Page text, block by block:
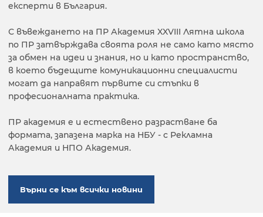
експерти в България.
С въвеждането на ПР Академия XXVIII Лятна школа
по ПР затвърждава своята роля не само като място
за обмен на идеи и знания, но и като пространство,
в което бъдещите комуникационни специалисти
могат да направят първите си стъпки в
професионалната практика.
ПР академия е и естествено разрастване ба
формата, запазена марка на НБУ - с Рекламна
Академия и НПО Академия.
Върни се към всички новини